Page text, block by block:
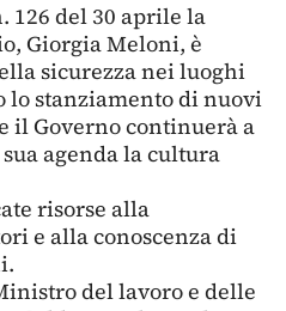
126 del 30 aprile la
Giorgia Meloni, è
sicurezza nei luoghi
stanziamento di nuovi
il Governo continuerà a
agenda la cultura
risorse alla
e alla conoscenza di
del lavoro e delle